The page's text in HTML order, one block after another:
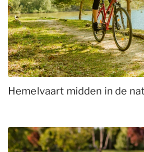
Hemelvaart midden in de